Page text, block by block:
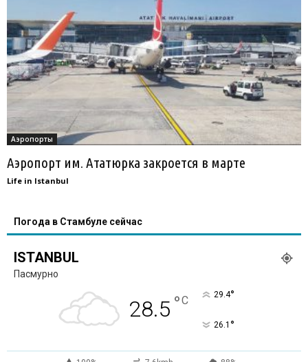
Аэропорты
Аэропорт им. Ататюрка закроется в марте
Life in Istanbul
Погода в Стамбуле сейчас
ISTANBUL
Пасмурно
28.5 °C 29.4°
26.1 °